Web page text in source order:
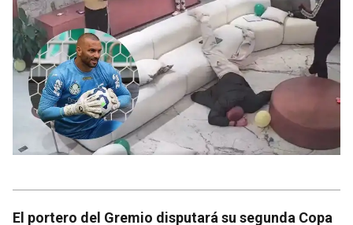
El portero del Gremio disputará su segunda Copa